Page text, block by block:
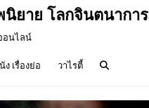
นิยาย โลกจินตนาการ
อนไลน์
เรื่องย่อ วาไรตี้